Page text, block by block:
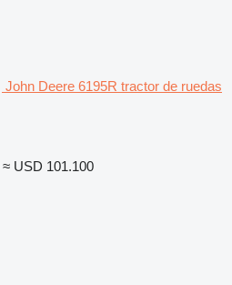
John Deere 6195R tractor de ruedas
≈ USD 101.100